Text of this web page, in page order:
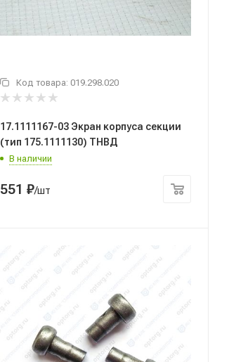
Код товара: 019.298.020
17.1111167-03 Экран корпуса секции
(тип 175.1111130) ТНВД
В наличии
551 ₽/шт